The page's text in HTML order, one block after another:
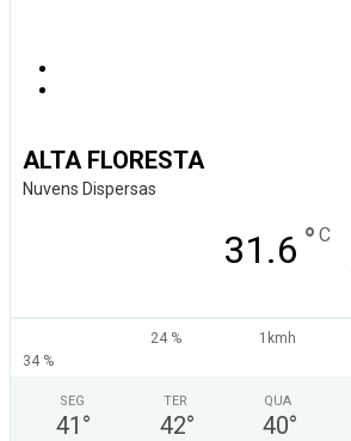
ALTA FLORESTA
Nuvens Dispersas
31.6 ° C
24 %
1kmh
34 %
SEG
41 °
TER
42°
QUA
40°